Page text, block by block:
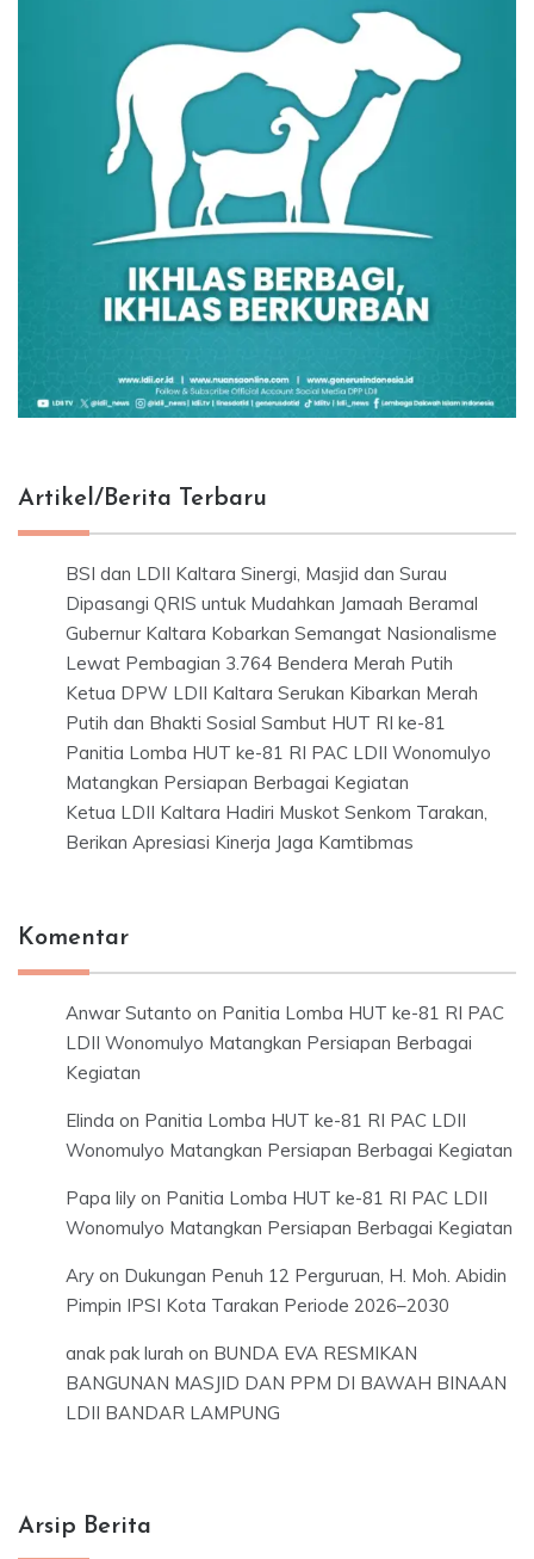
Artikel/Berita Terbaru
BSI dan LDII Kaltara Sinergi, Masjid dan Surau
Dipasangi QRIS untuk Mudahkan Jamaah Beramal
Gubernur Kaltara Kobarkan Semangat Nasionalisme
Lewat Pembagian 3.764 Bendera Merah Putih
Ketua DPW LDII Kaltara Serukan Kibarkan Merah
Putih dan Bhakti Sosial Sambut HUT RI ke-81
Panitia Lomba HUT ke-81 RI PAC LDII Wonomulyo
Matangkan Persiapan Berbagai Kegiatan
Ketua LDII Kaltara Hadiri Muskot Senkom Tarakan,
Berikan Apresiasi Kinerja Jaga Kamtibmas
Komentar
Anwar Sutanto on Panitia Lomba HUT ke-81 RI PAC
LDII Wonomulyo Matangkan Persiapan Berbagai
Kegiatan
Elinda on Panitia Lomba HUT ke-81 RI PAC LDII
Wonomulyo Matangkan Persiapan Berbagai Kegiatan
Papa lily on Panitia Lomba HUT ke-81 RI PAC LDII
Wonomulyo Matangkan Persiapan Berbagai Kegiatan
Ary on Dukungan Penuh 12 Perguruan, H. Moh. Abidin
Pimpin IPSI Kota Tarakan Periode 2026–2030
anak pak lurah on BUNDA EVA RESMIKAN
BANGUNAN MASJID DAN PPM DI BAWAH BINAAN
LDII BANDAR LAMPUNG
Arsip Berita